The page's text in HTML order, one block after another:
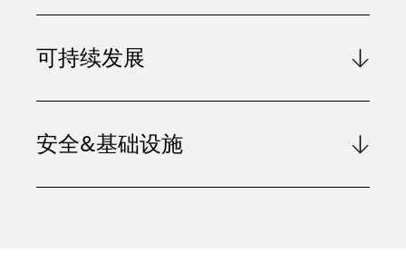
可持续发展
安全&基础设施